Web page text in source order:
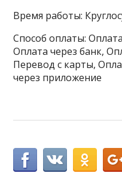
Время работы:
Способ оплаты:
Оплата через банк,
Перевод с карты,
через приложение